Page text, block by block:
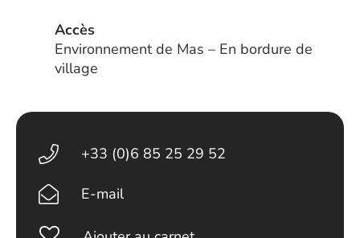
Accès
Environnement de Mas – En bordure de
village
+33 (0)6 85 25 29 52
E-mail